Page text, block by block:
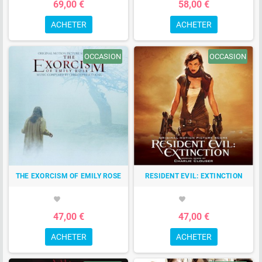
69,00 €
ACHETER
58,00 €
ACHETER
OCCASION
THE EXORCISM OF EMILY ROSE
favorite
47,00 €
ACHETER
OCCASION
RESIDENT EVIL: EXTINCTION
favorite
47,00 €
ACHETER